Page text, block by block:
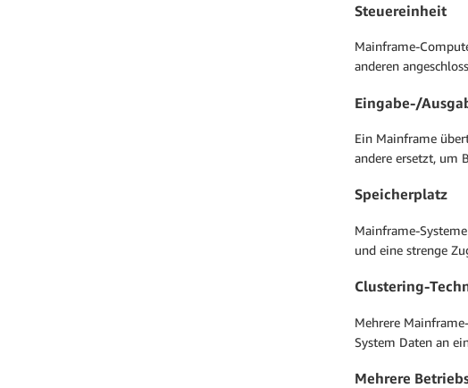
Steuereinheit
Mainframe-
anderen
Eingabe-/
Ein Mainframe
andere ersetzt, um
Speicherplatz
Mainframe-
und eine strenge
Clustering-
Mehrere
System Daten an
Mehrere